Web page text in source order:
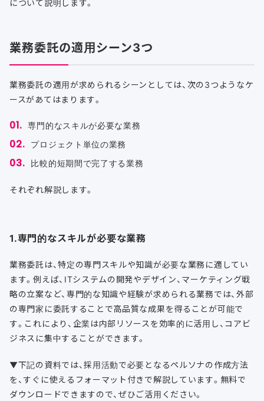
について説明します。
業務委託の適用シーン3つ
業務委託の適用が求められるシーンとしては、次の3つようなケ
ースがあてはまります。
専門的なスキルが必要な業務
プロジェクト単位の業務
比較的短期間で完了する業務
それぞれ解説します。
1.専門的なスキルが必要な業務
業務委託は、特定の専門スキルや知識が必要な業務に適してい
ます。例えば、ITシステムの開発やデザイン、マーケティング戦
略の立案など、専門的な知識や経験が求められる業務では、外部
の専門家に委託することで高品質な成果を得ることが可能で
す。これにより、企業は内部リソースを効率的に活用し、コアビ
ジネスに集中することができます。
▼下記の資料では、採用活動で必要となるペルソナの作成方法
を、すぐに使えるフォーマット付きで解説しています。無料で
ダウンロードできますので、ぜひご活用ください。